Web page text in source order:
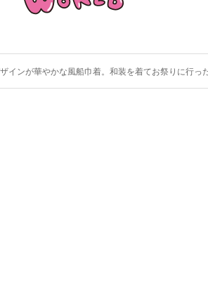
インが華やかな風船巾着。和装を着てお祭りに行っ